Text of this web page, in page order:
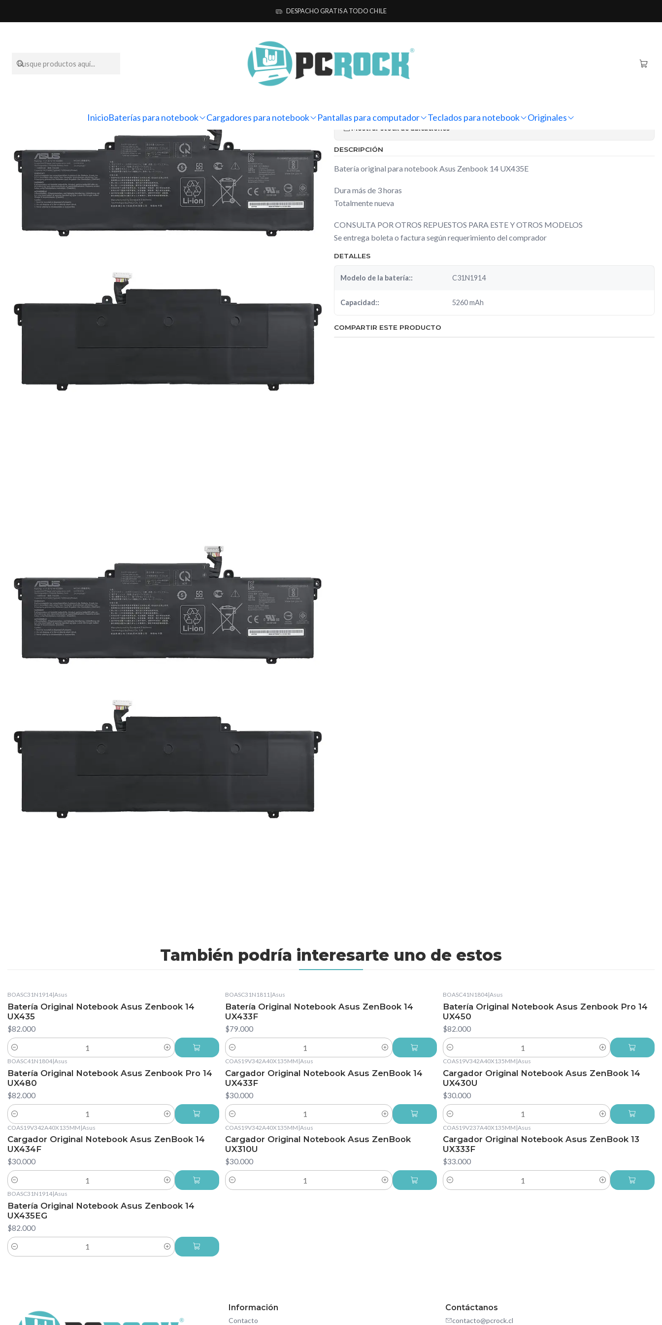
InicioBaterías para notebook Cargadores para notebook Pantallas para computador Teclados para notebook Originales
DESPACHO GRATIS A TODO CHILE
Originales Asus Batería Original Notebook Asus Zenbook 14 UX435E
Batería Original Notebook Asus
Zenbook 14 UX435E
Mostrar stock de ubicaciones
DESCRIPCIÓN
Batería original para notebook Asus Zenbook 14 UX435E
Dura más de 3 horas
Totalmente nueva
CONSULTA POR OTROS REPUESTOS PARA ESTE Y OTROS MODELOS
Se entrega boleta o factura según requerimiento del comprador
DETALLES
Modelo de la batería:: C31N1914
Capacidad:: 5260 mAh
COMPARTIR ESTE PRODUCTO
También podría interesarte uno de estos
BOASC31N1914|Asus
Batería Original Notebook Asus Zenbook 14
UX435
$82.000
Cantidad
BOASC31N1811|Asus
Batería Original Notebook Asus ZenBook 14
UX433F
$79.000
Cantidad
BOASC41N1804|Asus
Batería Original Notebook Asus Zenbook Pro 14
UX450
$82.000
Cantidad
BOASC41N1804|Asus
Batería Original Notebook Asus Zenbook Pro 14
UX480
$82.000
Cantidad
COAS19V342A40X135MM |Asus
Cargador Original Notebook Asus ZenBook 14
UX433F
$30.000
Cantidad
COAS19V342A40X135MM |Asus
Cargador Original Notebook Asus ZenBook 14
UX430U
$30.000
Cantidad
COAS19V342A40X135MM |Asus
Cargador Original Notebook Asus ZenBook 14
UX434F
$30.000
Cantidad
COAS19V342A40X135MM |Asus
Cargador Original Notebook Asus ZenBook
UX310U
$30.000
Cantidad
COAS19V237A40X135MM |Asus
Cargador Original Notebook Asus ZenBook 13
UX333F
$33.000
Cantidad
BOASC31N1914|Asus
Batería Original Notebook Asus Zenbook 14
UX435EG
$82.000
Cantidad
Información
Contacto
Contáctanos
contacto@pcrock.cl